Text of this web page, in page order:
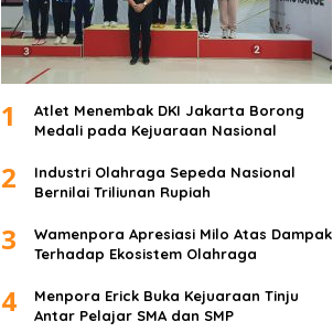
1
Atlet Menembak DKI Jakarta Borong
Medali pada Kejuaraan Nasional
2
Industri Olahraga Sepeda Nasional
Bernilai Triliunan Rupiah
3
Wamenpora Apresiasi Milo Atas Dampak
Terhadap Ekosistem Olahraga
4
Menpora Erick Buka Kejuaraan Tinju
Antar Pelajar SMA dan SMP